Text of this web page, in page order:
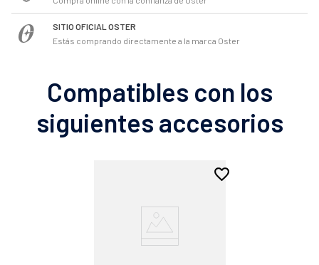
SITIO OFICIAL OSTER
Estás comprando directamente a la marca Oster
Compatibles con los
siguientes accesorios